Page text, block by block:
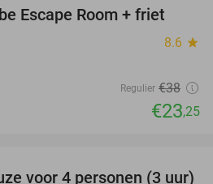
39%
Escape Room + friet
8.6 star
Regulier €38
€23,25
voor 4 personen (3 uur)